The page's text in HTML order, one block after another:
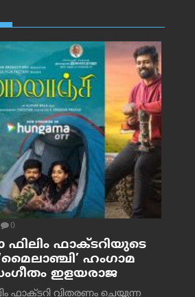
0
ഫിലിം ഫാക്ടറിയുടെ
ഹംഗാമ
ഇളയരാജ
ഫാക്ടറി വിതരണം ചെയ്യുന്ന